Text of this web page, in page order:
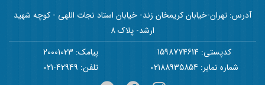
آدرس: تهران-خیابان کریمخان زند- خیابان استاد نجات اللهی - کوچه شهید
ارشد- پلاک 8
کدپستی: 1598774614
پیامک: 20001023
شماره نمابر: 02188935854
تلفن: 42949-021